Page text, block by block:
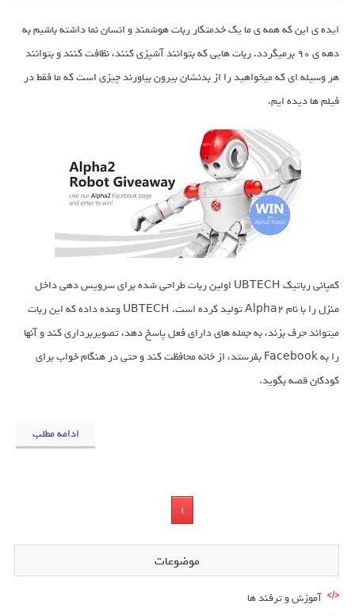
ایده ی این که همه ی ما یک خدمتکار ربات هوشمند و انسان نما داشته باشیم به
دهه ی 90 برمیگردد. ربات هایی که بتوانند آشپزی کنند، نظافت کنند و بتوانند
هر وسیله ای که میخواهید را از بدنشان بیرون بیاورند چیزی است که ما فقط در
فیلم ها دیده ایم.
کمپانی رباتیک UBTECH اولین ربات طراحی شده برای سرویس دهی داخل
منزل را با نام Alpha2 تولید کرده است. UBTECH وعده داده که این ربات
میتواند حرف بزند، به جمله های دارای فعل پاسخ دهد، تصویربرداری کند و آنها
را به Facebook بفرستد، از خانه محافظت کند و حتی در هنگام خواب برای
کودکان قصه بگوید.
ادامه مطلب
1
موضوعات
آموزش و ترفند ها